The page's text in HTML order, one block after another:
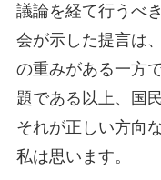
議論を経て行うべ
会が示した提言は
の重みがある一方
題である以上、国
それが正しい方向
私は思います。